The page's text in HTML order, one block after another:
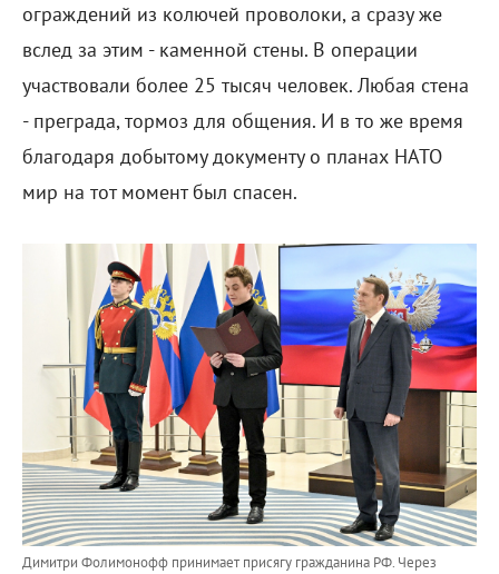
ограждений из колючей проволоки, а сразу же
вслед за этим - каменной стены. В операции
участвовали более 25 тысяч человек. Любая стена
- преграда, тормоз для общения. И в то же время
благодаря добытому документу о планах НАТО
мир на тот момент был спасен.
Димитри Фолимонофф принимает присягу гражданина РФ. Через